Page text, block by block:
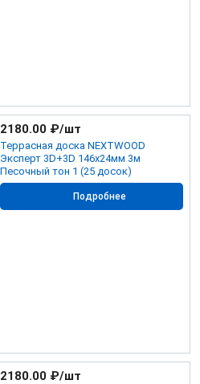
Террасная доска NEXTWOOD
Эксперт 3D+3D 146х24мм 3м
Песочный тон 1 (25 досок)
2180.00 ₽/шт
Подробнее
2180.00 ₽/шт